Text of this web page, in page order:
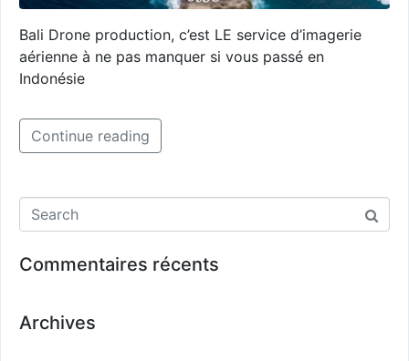
Bali Drone production, c’est LE service d’imagerie
aérienne à ne pas manquer si vous passé en
Indonésie
Continue reading
Commentaires récents
Archives